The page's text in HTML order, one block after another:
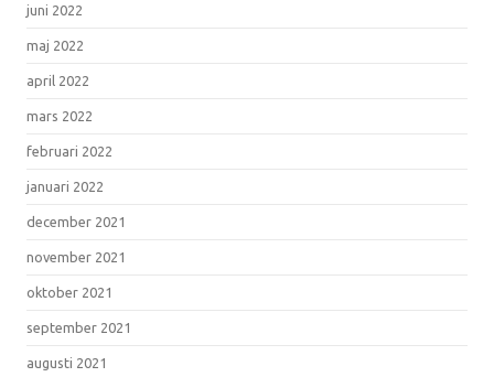
juni 2022
maj 2022
april 2022
mars 2022
februari 2022
januari 2022
december 2021
november 2021
oktober 2021
september 2021
augusti 2021